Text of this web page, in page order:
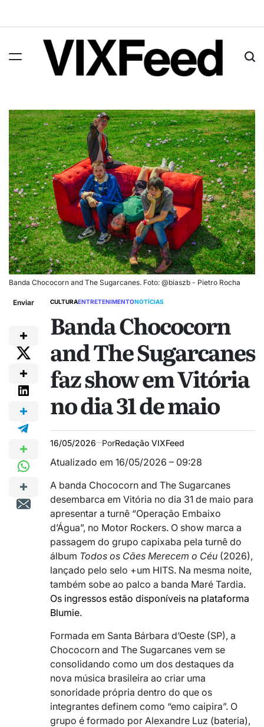
Banda Chococorn and The Sugarcanes. Foto: @biaszb - Pietro Rocha
Enviar CULTURAENTRETENIMENTONOTÍCIAS
Banda Chococorn
and The Sugarcanes
faz show em Vitória
no dia 31 de maio
16/05/2026 PorRedação VIXFeed
Atualizado em 16/05/2026 – 09:28
A banda Chococorn and The Sugarcanes
desembarca em Vitória no dia 31 de maio para
apresentar a turnê “Operação Embaixo
d’Água”, no Motor Rockers. O show marca a
passagem do grupo capixaba pela turnê do
álbum Todos os Cães Merecem o Céu (2026),
lançado pelo selo +um HITS. Na mesma noite,
também sobe ao palco a banda Maré Tardia.
Os ingressos estão disponíveis na plataforma
Blumie.
Formada em Santa Bárbara d’Oeste (SP), a
Chococorn and The Sugarcanes vem se
consolidando como um dos destaques da
nova música brasileira ao criar uma
sonoridade própria dentro do que os
integrantes definem como “emo caipira”. O
grupo é formado por Alexandre Luz (bateria),